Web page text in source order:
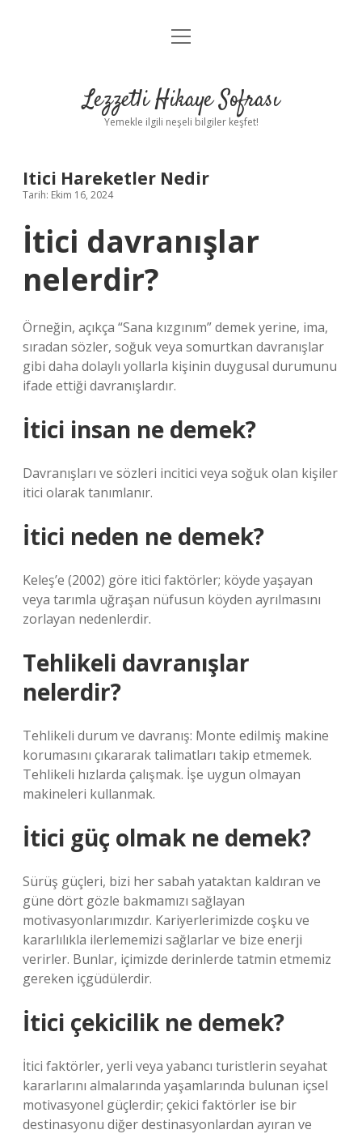
Anasayfa
Yasal Uyarı
menüyü
Lezzetli Hikaye Sofrası
Yemekle ilgili neşeli bilgiler keşfet!
Itici Hareketler Nedir
Tarih: Ekim 16, 2024
İtici davranışlar
nelerdir?
Örneğin, açıkça “Sana kızgınım” demek yerine, ima,
sıradan sözler, soğuk veya somurtkan davranışlar
gibi daha dolaylı yollarla kişinin duygusal durumunu
ifade ettiği davranışlardır.
İtici insan ne demek?
Davranışları ve sözleri incitici veya soğuk olan kişiler
itici olarak tanımlanır.
İtici neden ne demek?
Keleş’e (2002) göre itici faktörler; köyde yaşayan
veya tarımla uğraşan nüfusun köyden ayrılmasını
zorlayan nedenlerdir.
Tehlikeli davranışlar
nelerdir?
Tehlikeli durum ve davranış: Monte edilmiş makine
korumasını çıkararak talimatları takip etmemek.
Tehlikeli hızlarda çalışmak. İşe uygun olmayan
makineleri kullanmak.
İtici güç olmak ne demek?
Sürüş güçleri, bizi her sabah yataktan kaldıran ve
güne dört gözle bakmamızı sağlayan
motivasyonlarımızdır. Kariyerlerimizde coşku ve
kararlılıkla ilerlememizi sağlarlar ve bize enerji
verirler. Bunlar, içimizde derinlerde tatmin etmemiz
gereken içgüdülerdir.
İtici çekicilik ne demek?
İtici faktörler, yerli veya yabancı turistlerin seyahat
kararlarını almalarında yaşamlarında bulunan içsel
motivasyonel güçlerdir; çekici faktörler ise bir
destinasyonu diğer destinasyonlardan ayıran ve